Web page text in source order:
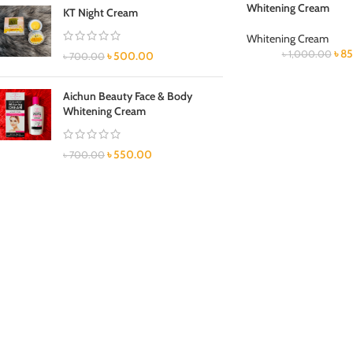
KT Night Cream
৳700.00 ৳500.00
Aichun Beauty Face & Body
Whitening Cream
৳700.00 ৳550.00
Whitening Cream
Whitening Cream
৳1,000.00 ৳